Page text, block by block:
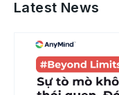
Latest News